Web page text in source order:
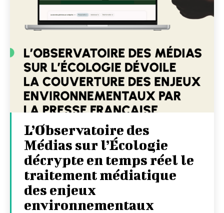
L’Observatoire des
Médias sur l’Écologie
décrypte en temps réel le
traitement médiatique
des enjeux
environnementaux